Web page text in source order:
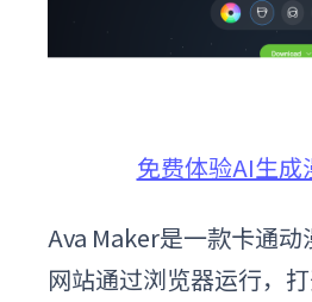
免费体验AI生成
Ava Maker是一款卡通动
网站通过浏览器运行，